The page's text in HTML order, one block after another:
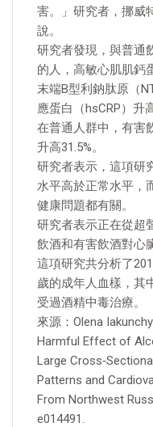
害。」研究者，挪威
說。
研究者發現，與普通
的人，高敏心肌肌鈣
末端B型利鈉肽原（
應蛋白（hsCRP）升
在普通人群中，有害
升高31.5%。
研究者表示，這項研
水平高於正常水平，
健康問題都有關。
研究者表示正在從超
飲酒和有害飲酒對心
這項研究共分析了
歲的成年人血樣，其
受過酒精中毒治療。
來源：Olena
Harmful Effect of
Large
Patterns and
From Northwest
e014491.